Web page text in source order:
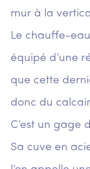
mur à la
Le chauffe-
équipé d’une
que cette
donc du
C’est un gage
Sa cuve en